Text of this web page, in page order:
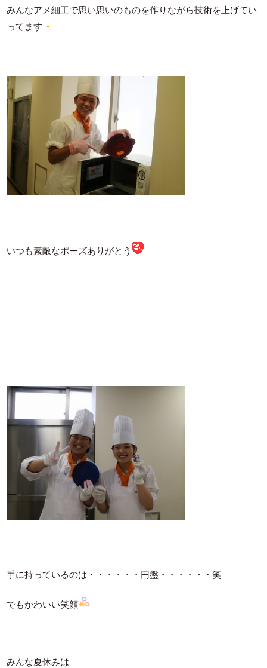
みんなアメ細工で思い思いのものを作りながら技術を上げてい
ってます
いつも素敵なポーズありがとう
手に持っているのは・・・・・・円盤・・・・・・笑
でもかわいい笑顔
みんな夏休みは